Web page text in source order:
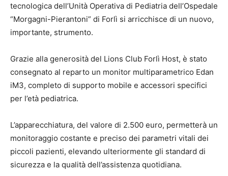
tecnologica dell’Unità Operativa di Pediatria dell’Ospedale
“Morgagni-Pierantoni” di Forlì si arricchisce di un nuovo,
importante, strumento.
Grazie alla generosità del Lions Club Forlì Host, è stato
consegnato al reparto un monitor multiparametrico Edan
iM3, completo di supporto mobile e accessori specifici
per l’età pediatrica.
L’apparecchiatura, del valore di 2.500 euro, permetterà un
monitoraggio costante e preciso dei parametri vitali dei
piccoli pazienti, elevando ulteriormente gli standard di
sicurezza e la qualità dell’assistenza quotidiana.